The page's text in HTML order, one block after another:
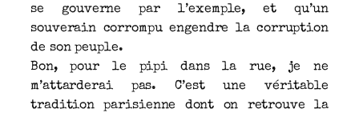
se gouverne par l’exemple, et qu’un
souverain corrompu engendre la corruption
de son peuple.
Bon, pour le pipi dans la rue, je ne
m’attarderai pas. C’est une véritable
tradition parisienne dont on retrouve la